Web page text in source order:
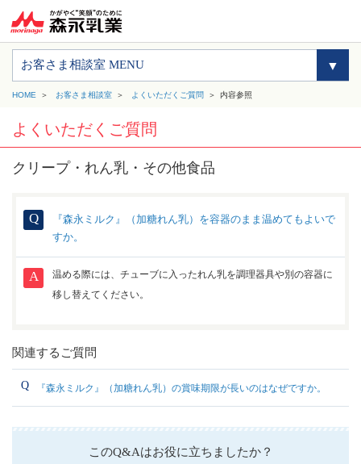
お客さま相談室 MENU
HOME お客さま相談室 よくいただくご質問 内容参照
よくいただくご質問
クリープ・れん乳・その他食品
『森永ミルク』（加糖れん乳）を容器のまま温めてもよいで
すか。
温める際には、チューブに入ったれん乳を調理器具や別の容器に
移し替えてください。
関連するご質問
『森永ミルク』（加糖れん乳）の賞味期限が長いのはなぜですか。
このQ&Aはお役に立ちましたか？